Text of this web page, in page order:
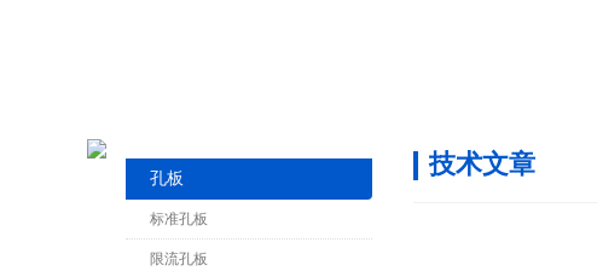
孔板
标准孔板
限流孔板
技术文章